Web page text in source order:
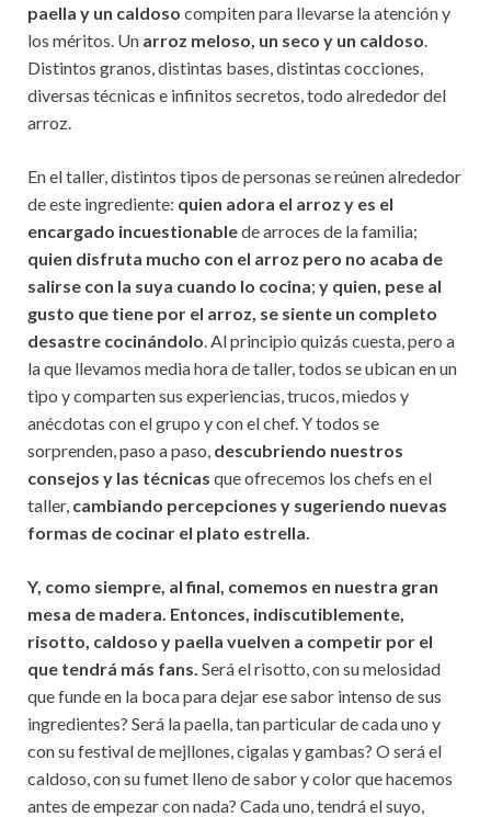
paella y un caldoso compiten para llevarse la atención y
los méritos. Un arroz meloso, un seco y un caldoso
Distintos granos, distintas bases, distintas cocciones,
diversas técnicas e infinitos secretos, todo alrededor del
arroz.
En el taller, distintos tipos de personas se reúnen alrededor
de este ingrediente: quien adora el arroz y es el
encargado incuestionablede arroces de la familia;
quien disfruta mucho con el arroz pero no acaba de
salirse con la suya cuando lo cocina; y quien, pese al
gusto que tiene por el arroz, se siente un completo
desastre cocinándolo . Al principio quizás cuesta, pero a
la que llevamos media hora de taller, todos se ubican en un
tipo y comparten sus experiencias, trucos, miedos y
anécdotas con el grupo y con el chef. Y todos se
sorprenden, paso a paso, descubriendo nuestros
consejos y las técnicas que ofrecemos los chefs en el
taller, cambiando percepciones y sugeriendo nuevas
formas de cocinar el plato estrella.
Y, como siempre, al final, comemos en nuestra gran
mesa de madera. Entonces, indiscutiblemente,
risotto, caldoso y paella vuelven a competir por el
que tendrá más fans. Será el risotto, con su melosidad
que funde en la boca para dejar ese sabor intenso de sus
ingredientes? Será la paella, tan particular de cada uno y
con su festival de mejllones, cigalas y gambas? O será el
caldoso, con su fumet lleno de sabor y color que hacemos
antes de empezar con nada? Cada uno, tendrá el suyo,